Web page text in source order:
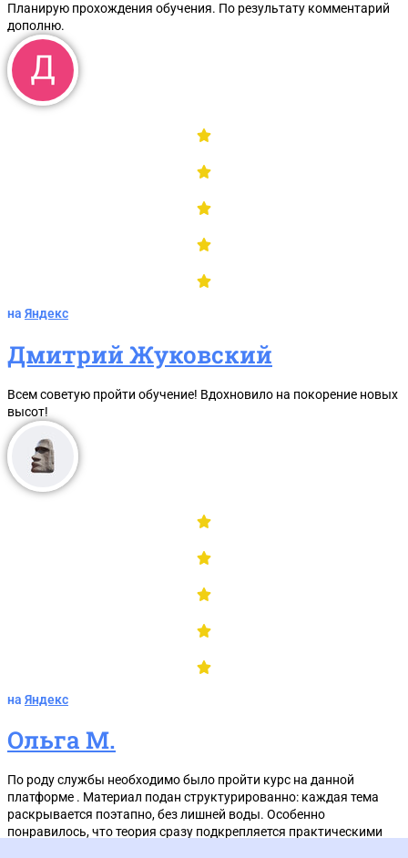
Планирую прохождения обучения. По результату комментарий
дополню.
на Яндекс
Дмитрий Жуковский
Всем советую пройти обучение! Вдохновило на покорение новых
высот!
на Яндекс
Ольга М.
По роду службы необходимо было пройти курс на данной
платформе . Материал подан структурированно: каждая тема
раскрывается поэтапно, без лишней воды. Особенно
понравилось, что теория сразу подкрепляется практическими